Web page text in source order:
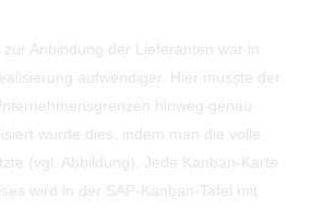
Anbindung der Lieferanten war in
aufwendiger. Hier musste der
hinweg genau
wurde dies, indem man die volle
(vgl. Abbildung). Jede Kanban-Karte
wird in der SAP-Kanban-Tafel mit